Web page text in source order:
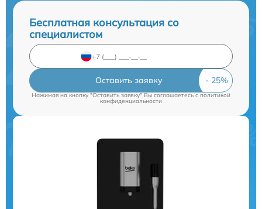
Бесплатная консультация со
специалистом
Оставить заявку
Нажимая на кнопку "Оставить заявку" Вы соглашаетесь cполитикой
конфиденциальности